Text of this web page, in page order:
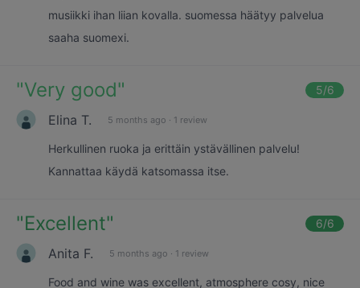
musiikki ihan liian kovalla. suomessa häätyy palvelua
saaha suomexi.
"Very good" 5/6
Elina T. 5 months ago · 1 review
Herkullinen ruoka ja erittäin ystävällinen palvelu!
Kannattaa käydä katsomassa itse.
"Excellent" 6/6
Anita F. 5 months ago · 1 review
Food and wine was excellent, atmosphere cosy, nice